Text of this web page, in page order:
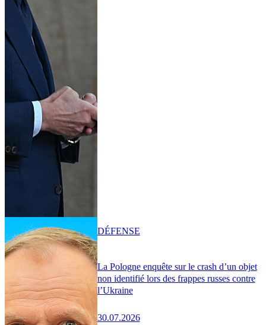
La Pologne enquête sur le crash d’un objet
non identifié lors des frappes russes contre
l’Ukraine
30.07.2026
DÉFENSE